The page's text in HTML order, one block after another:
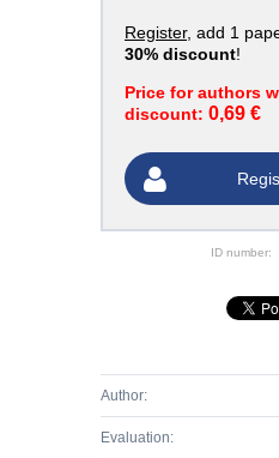
Register, add 1
30% discount!
Price for authors
discount: 0,69 €
ID number:
Author:
Evaluation: